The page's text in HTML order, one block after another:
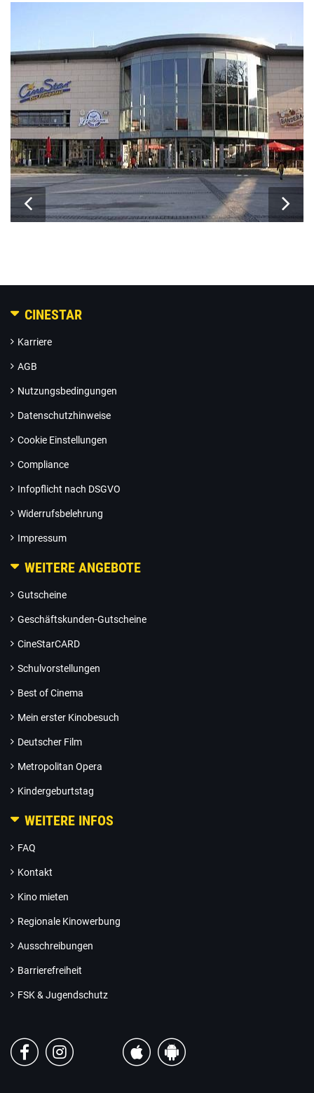
CINESTAR
Karriere
AGB
Nutzungsbedingungen
Datenschutzhinweise
Cookie Einstellungen
Compliance
Infopflicht nach DSGVO
Widerrufsbelehrung
Impressum
WEITERE ANGEBOTE
Gutscheine
Geschäftskunden-Gutscheine
CineStarCARD
Schulvorstellungen
Best of Cinema
Mein erster Kinobesuch
Deutscher Film
Metropolitan Opera
Kindergeburtstag
WEITERE INFOS
FAQ
Kontakt
Kino mieten
Regionale Kinowerbung
Ausschreibungen
Barrierefreiheit
FSK & Jugendschutz